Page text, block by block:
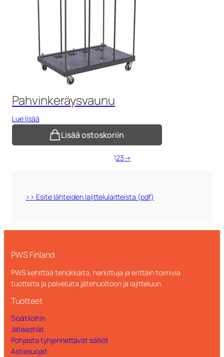
Pahvinkeräysvaunu
Lue lisää
Lisää ostoskoriin
123→
>> Esite lähteiden lajittelulaitteista (pdf)
PWS Finland
PWS kehittää tehokkaita, harkittuja ja erittäin toimivia
tuotteita ja palveluita jätehuoltoon ja lajitteluun.
Tuotteet
Sisätiloihin
Jäteastiat
Pohjasta tyhjennettävät säiliöt
Astiasuojat